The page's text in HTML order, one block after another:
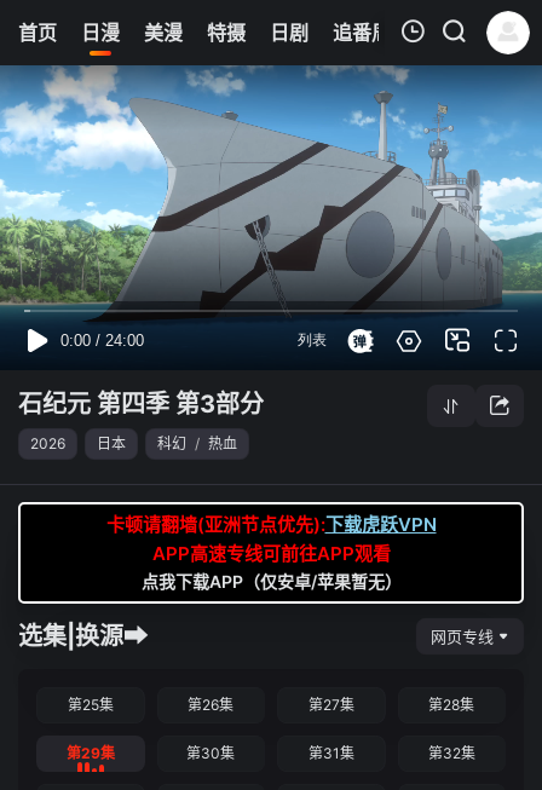
首页 日漫 美漫 特摄 日剧 追番周表 今日更新
6
我的观影记录
第29集
石纪元 第四季 第3部分
清空
石纪元 第四季 第3部分
2026 日本 科幻 / 热血
卡顿请翻墙(亚洲节点优先):下载虎跃VPN
APP高速专线可前往APP观看
点我下载APP（仅安卓/苹果暂无）
选集|换源➡ 网页专线
第25集 第26集 第27集 第28集
第29集 第30集 第31集 第32集